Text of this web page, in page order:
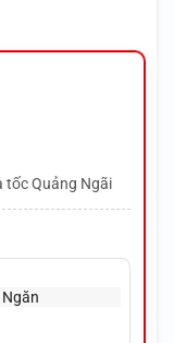
tốc Quảng Ngãi